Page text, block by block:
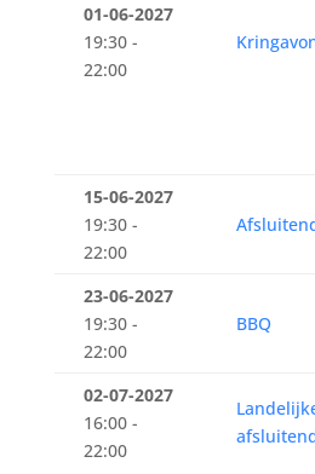
01-06-2027
19:30 -
22:00
15-06-2027
19:30 -
22:00
23-06-2027
19:30 -
22:00
BBQ
02-07-2027
16:00 -
22:00